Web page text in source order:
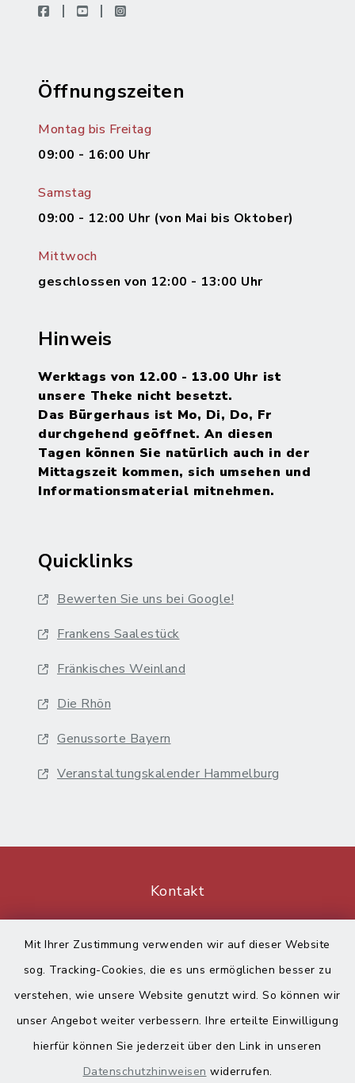
Mit Ihrer Zustimmung verwenden wir auf dieser Website
sog. Tracking-Cookies, die es uns ermöglichen besser zu
verstehen, wie unsere Website genutzt wird. So können wir
unser Angebot weiter verbessern. Ihre erteilte Einwilligung
hierfür können Sie jederzeit über den Link in unseren
Datenschutzhinweisen widerrufen.
facebookyoutubeinstagram
Öffnungszeiten
Montag bis Freitag
09:00 - 16:00 Uhr
Samstag
09:00 - 12:00 Uhr (von Mai bis Oktober)
Mittwoch
geschlossen von 12:00 - 13:00 Uhr
Hinweis
Werktags von 12.00 - 13.00 Uhr ist
unsere Theke nicht besetzt.
Das Bürgerhaus ist Mo, Di, Do, Fr
durchgehend geöffnet. An diesen
Tagen können Sie natürlich auch in der
Mittagszeit kommen, sich umsehen und
Informationsmaterial mitnehmen.
Quicklinks
Bewerten Sie uns bei Google!
Frankens Saalestück
Fränkisches Weinland
Die Rhön
Genussorte Bayern
Veranstaltungskalender Hammelburg
Kontakt
Datenschutz
Impressum
Sitemap